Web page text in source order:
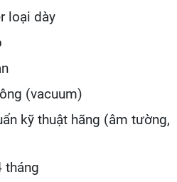
loại dày
(vacuum)
kỹ thuật hãng (âm tường,
tháng